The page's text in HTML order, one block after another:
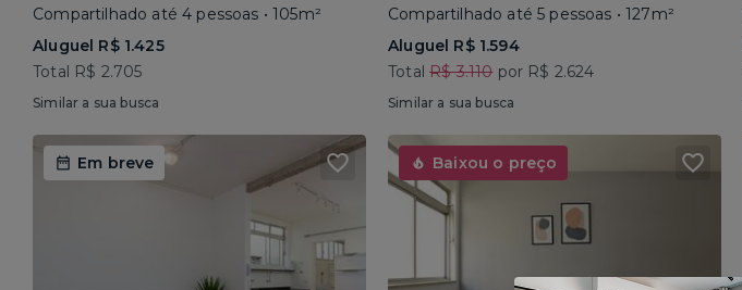
Compartilhado até 4 pessoas • 105m²
Aluguel R$ 1.425
Total R$ 2.705
Similar a sua busca
Compartilhado até 5 pessoas • 127m²
Aluguel R$ 1.594
TotalR$ 3.110por R$ 2.624
Similar a sua busca
Em breve Baixou o preço